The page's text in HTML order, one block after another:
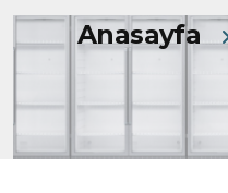
Anasayfa